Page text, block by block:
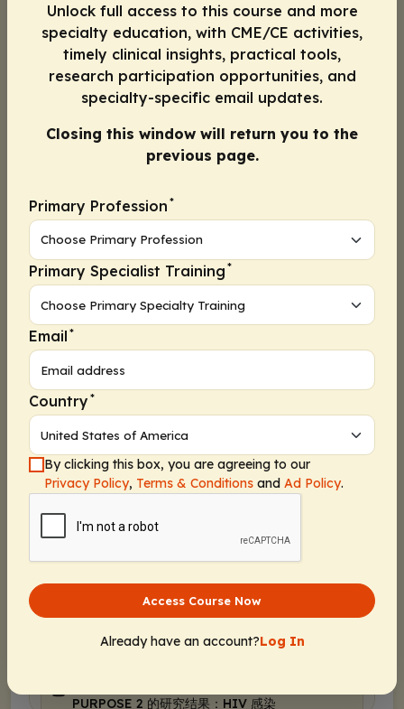
Notes
2025 年 IAS 会议
HIV 最新进展：IAS 2025 CCO 官方会议报道
关于这些幻灯片
专家学者
利益冲突披露
在青少年和年轻成人中进行的 PURPOSE 1 与
PURPOSE 2 的研究结果：HIV 感染
Unlock full access to this course and more
specialty education, with CME/CE activities,
timely clinical insights, practical tools,
research participation opportunities, and
specialty-specific email updates.
Closing this window will return you to the
previous page.
Primary Profession *
Primary Specialist Training *
Email *
Country *
By clicking this box, you are agreeing to our
Privacy Policy, Terms & Conditions and Ad Policy.
Access Course Now
Already have an account?Log In